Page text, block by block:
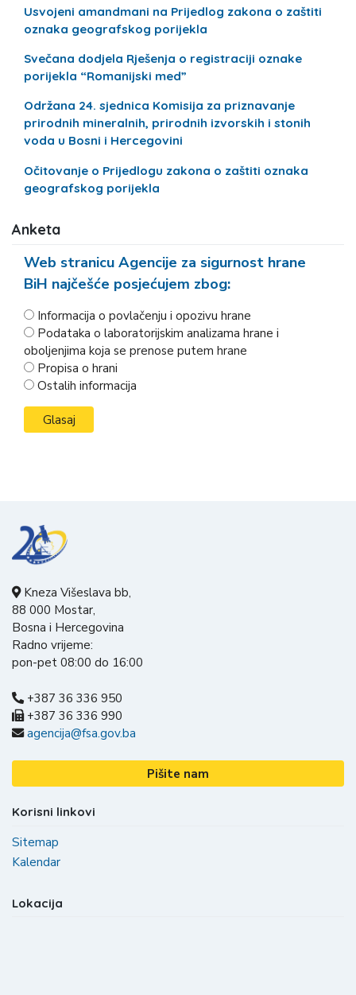
Usvojeni amandmani na Prijedlog zakona o zaštiti
oznaka geografskog porijekla
Svečana dodjela Rješenja o registraciji oznake
porijekla “Romanijski med”
Održana 24. sjednica Komisija za priznavanje
prirodnih mineralnih, prirodnih izvorskih i stonih
voda u Bosni i Hercegovini
Očitovanje o Prijedlogu zakona o zaštiti oznaka
geografskog porijekla
Anketa
Web stranicu Agencije za sigurnost hrane
BiH najčešće posjećujem zbog:
Informacija o povlačenju i opozivu hrane
Podataka o laboratorijskim analizama hrane i
oboljenjima koja se prenose putem hrane
Propisa o hrani
Ostalih informacija
Kneza Višeslava bb,
88 000 Mostar,
Bosna i Hercegovina
Radno vrijeme:
pon-pet 08:00 do 16:00
+387 36 336 950
+387 36 336 990
agencija@fsa.gov.ba
Pišite nam
Korisni linkovi
Sitemap
Kalendar
Lokacija